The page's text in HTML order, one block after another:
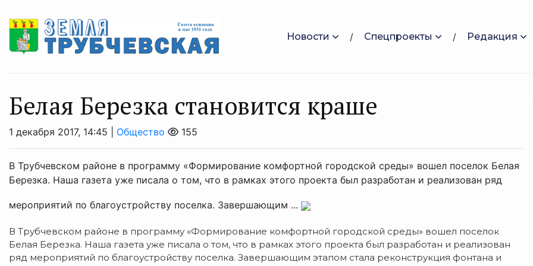
Новости Спецпроекты Редакция
Белая Березка становится краше
1 декабря 2017, 14:45 | Общество 155
В Трубчевском районе в программу «Формирование комфортной городской среды» вошел поселок Белая
Березка. Наша газета уже писала о том, что в рамках этого проекта был разработан и реализован ряд
мероприятий по благоустройству поселка. Завершающим ...
В Трубчевском районе в программу «Формирование комфортной городской среды» вошел поселок
Белая Березка. Наша газета уже писала о том, что в рамках этого проекта был разработан и реализован
ряд мероприятий по благоустройству поселка. Завершающим этапом стала реконструкция фонтана и